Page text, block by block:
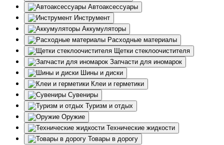
Автоаксессуары
Инструмент
Аккумуляторы
Расходные материалы
Щетки стеклоочистителя
Запчасти для иномарок
Шины и диски
Клеи и герметики
Сувениры
Туризм и отдых
Оружие
Технические жидкости
Товары в дорогу